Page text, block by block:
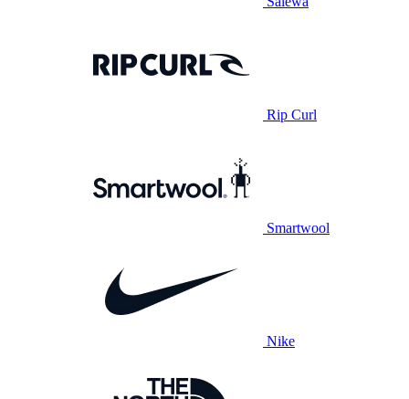
Rip Curl
Smartwool
Nike